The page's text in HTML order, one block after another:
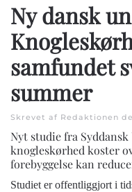
Ny dansk
samfundet
summer
Skrevet af Redaktionen
Nyt studie fra
knogleskørhed koster
forebyggelse kan
Studiet er offentliggjort i